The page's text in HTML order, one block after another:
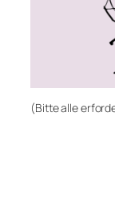
(Bitte alle